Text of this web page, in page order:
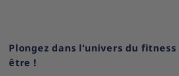
Plongez dans l’univers du
être !